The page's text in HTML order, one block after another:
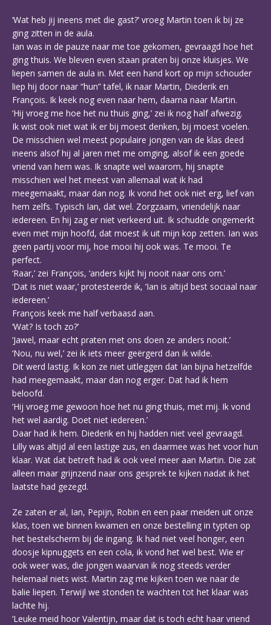
‘Wat heb jij ineens met die gast?’ vroeg Martin toen ik bij ze
ging zitten in de aula.
Ian was in de pauze naar me toe gekomen, gevraagd hoe het
ging thuis. We bleven even staan praten bij onze kluisjes. We
liepen samen de aula in. Met een hand kort op mijn schouder
liep hij door naar “hun” tafel, ik naar Martin, Diederik en
François. Ik keek nog even naar hem, daarna naar Martin.
‘Hij vroeg me hoe het nu thuis ging,’ zei ik nog half afwezig.
Ik wist ook niet wat ik er bij moest denken, bij moest voelen.
De misschien wel meest populaire jongen van de klas deed
ineens alsof hij al jaren met me omging, alsof ik een goede
vriend van hem was. Ik snapte wel waarom, hij snapte
misschien wel het meest van allemaal wat ik had
meegemaakt, maar dan nog. Ik vond het ook niet erg, lief van
hem zelfs. Typisch Ian, dat wel. Zorgzaam, vriendelijk naar
iedereen. En hij zag er niet verkeerd uit. Ik schudde ongemerkt
even met mijn hoofd, dat moest ik uit mijn kop zetten. Ian was
geen partij voor mij, hoe mooi hij ook was. Te mooi. Te
perfect.
‘Raar,’ zei François, ‘anders kijkt hij nooit naar ons om.’
‘Dat is niet waar,’ protesteerde ik, ‘Ian is altijd best sociaal naar
iedereen.’
François keek me half verbaasd aan.
‘Wat? Is toch zo?’
‘Jawel, maar echt praten met ons doen ze anders nooit.’
‘Nou, nu wel,’ zei ik iets meer geërgerd dan ik wilde.
Dit werd lastig. Ik kon ze niet uitleggen dat Ian bijna hetzelfde
had meegemaakt, maar dan nog erger. Dat had ik hem
beloofd.
‘Hij vroeg me gewoon hoe het nu ging thuis, met mij. Ik vond
het wel aardig. Doet niet iedereen.’
Daar had ik hem. Diederik en hij hadden niet veel gevraagd.
Lilly was altijd al een lastige zus, en daarmee was het voor hun
klaar. Wat dat betreft had ik ook veel meer aan Martin. Die zat
alleen maar grijnzend naar ons gesprek te kijken nadat ik het
laatste had gezegd.
Ze zaten er al, Ian, Pepijn, Robin en een paar meiden uit onze
klas, toen we binnen kwamen en onze bestelling in typten op
het bestelscherm bij de ingang. Ik had niet veel honger, een
doosje kipnuggets en een cola, ik vond het wel best. Wie er
ook weer was, die jongen waarvan ik nog steeds verder
helemaal niets wist. Martin zag me kijken toen we naar de
balie liepen. Terwijl we stonden te wachten tot het klaar was
lachte hij.
‘Leuke meid hoor Valentijn, maar dat is toch echt haar vriend